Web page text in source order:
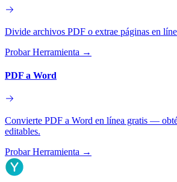
Divide archivos PDF o extrae páginas en
Probar Herramienta →
PDF a Word
Convierte PDF a Word en línea gratis —
editables.
Probar Herramienta →